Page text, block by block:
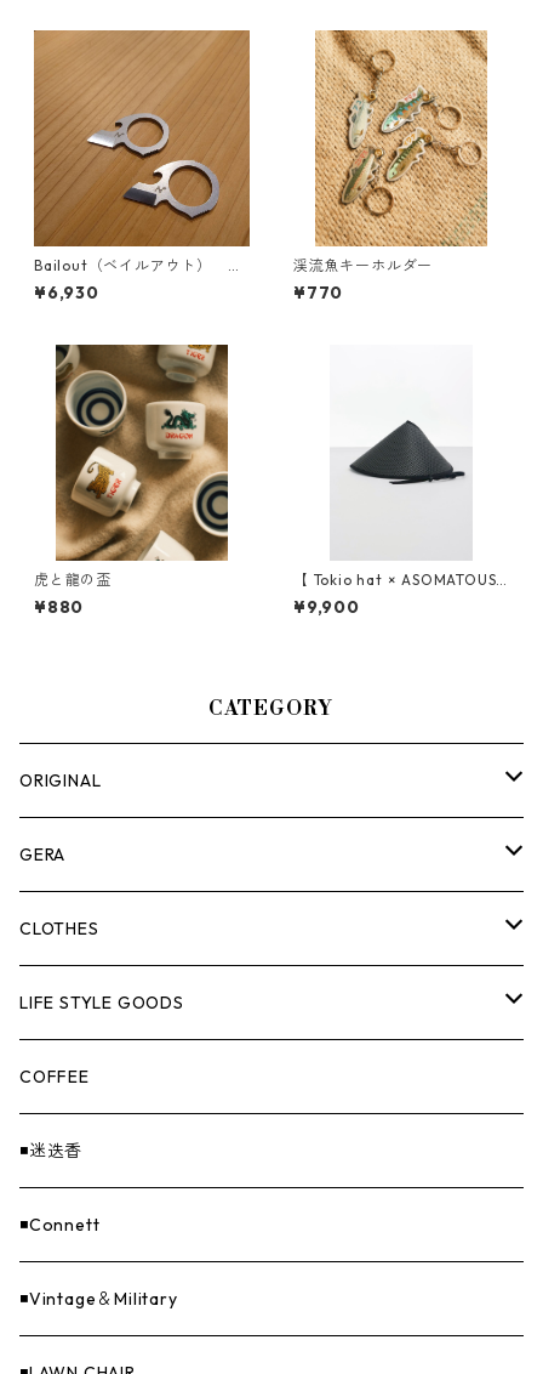
Bailout（ベイルアウト） ス
トーンウォッシュ
¥6,930
渓流魚キーホルダー
¥770
虎と龍の盃
¥880
【 Tokio hat × ASOMATOUS
（トーキョーハット × アソマ
タス） 】 EVA CHILLBA HAT
¥9,900
CATEGORY
ORIGINAL
ASOMATOUS
HANGBURGER（ハングバーガー）
EX-GATE（エクスゲート）
Others（その他）
COLLABORATION
UNITIUM.
THE UNFORM STORE オリジナル
GERA
ランタン＆ライト
クッカー＆カトラリー
バーナー
焚火
寝具
ファニチャー
CLOTHES
TOPS
PANTS
CAP
GOODS
バンダナ＆手ぬぐい
LIFE STYLE GOODS
ステッカー
COFFEE
◾️迷迭香
◾️Connett
◾️Vintage＆Military